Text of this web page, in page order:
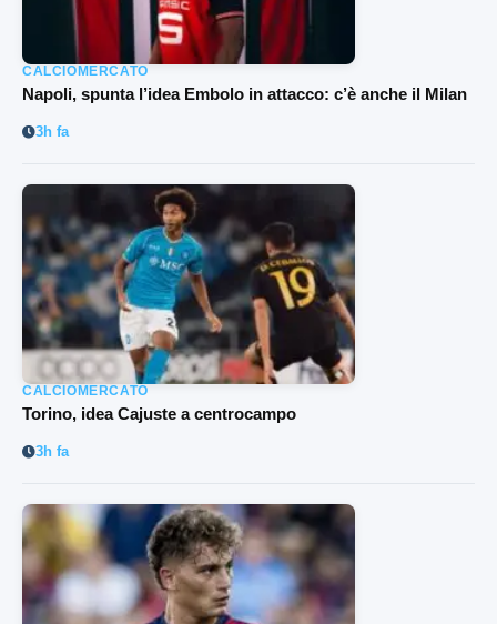
CALCIOMERCATO
Napoli, spunta l’idea Embolo in attacco: c’è anche il Milan
3h fa
CALCIOMERCATO
Torino, idea Cajuste a centrocampo
3h fa